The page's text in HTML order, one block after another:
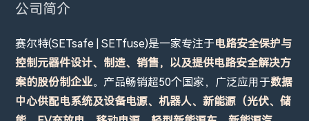
公司简介
赛尔特(SETsafe | SETfuse)是一家专注于电路安全保护与
控制元器件设计、制造、销售，以及提供电路安全解决方
案的股份制企业。产品畅销超50个国家，广泛应用于数据
中心供配电系统及设备电源、机器人、新能源（光伏、储